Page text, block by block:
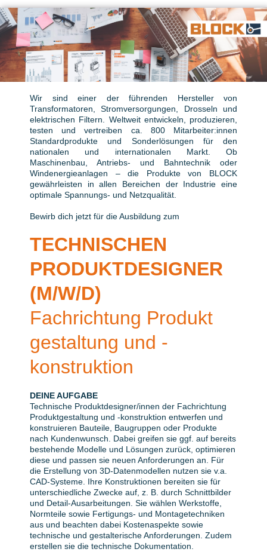
Wir sind einer der führenden Hersteller von
Transformatoren, Stromversorgungen, Drosseln und
elektrischen Filtern. Weltweit entwickeln, produzieren,
testen und vertreiben ca. 800 Mitarbeiter:innen
Standardprodukte und Sonderlösungen für den
nationalen und internationalen Markt. Ob
Maschinenbau, Antriebs- und Bahntechnik oder
Windenergieanlagen – die Produkte von BLOCK
gewährleisten in allen Bereichen der Industrie eine
optimale Spannungs- und Netzqualität.
Bewirb dich jetzt für die Ausbildung zum
TECHNISCHEN
PRODUKTDESIGNER
(M/W/D)
Fachrichtung Produkt
gestaltung und -
konstruktion
DEINE AUFGABE
Technische Produktdesigner/innen der Fachrichtung
Produktgestaltung und ‑konstruktion entwerfen und
konstruieren Bauteile, Baugruppen oder Produkte
nach Kundenwunsch. Dabei greifen sie ggf. auf bereits
bestehende Modelle und Lösungen zurück, optimieren
diese und passen sie neuen Anforderungen an. Für
die Erstellung von 3D-Datenmodellen nutzen sie v.a.
CAD-Systeme. Ihre Konstruktionen bereiten sie für
unterschiedliche Zwecke auf, z. B. durch Schnittbilder
und Detail-Ausarbeitungen. Sie wählen Werkstoffe,
Normteile sowie Fertigungs- und Montagetechniken
aus und beachten dabei Kostenaspekte sowie
technische und gestalterische Anforderungen. Zudem
erstellen sie die technische Dokumentation.